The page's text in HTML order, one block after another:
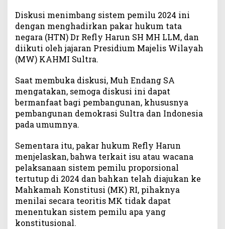
a
r
H
T
N
T
r
k
a
i
a
a
n
a
P
r
o
Diskusi menimbang sistem pemilu 2024 ini
dengan menghadirkan pakar hukum tata
negara (HTN) Dr Refly Harun SH MH LLM, dan
diikuti oleh jajaran Presidium Majelis Wilayah
(MW) KAHMI Sultra.
Saat membuka diskusi, Muh Endang SA
mengatakan, semoga diskusi ini dapat
bermanfaat bagi pembangunan, khususnya
pembangunan demokrasi Sultra dan Indonesia
pada umumnya.
Sementara itu, pakar hukum Refly Harun
menjelaskan, bahwa terkait isu atau wacana
pelaksanaan sistem pemilu proporsional
tertutup di 2024 dan bahkan telah diajukan ke
Mahkamah Konstitusi (MK) RI, pihaknya
menilai secara teoritis MK tidak dapat
menentukan sistem pemilu apa yang
konstitusional.